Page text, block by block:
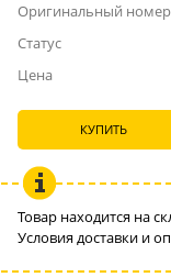
Оригинальный номер
Статус
Цена
КУПИТЬ
Товар находится на
Условия доставки и